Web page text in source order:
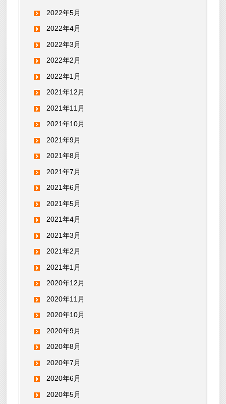
2022年5月
2022年4月
2022年3月
2022年2月
2022年1月
2021年12月
2021年11月
2021年10月
2021年9月
2021年8月
2021年7月
2021年6月
2021年5月
2021年4月
2021年3月
2021年2月
2021年1月
2020年12月
2020年11月
2020年10月
2020年9月
2020年8月
2020年7月
2020年6月
2020年5月